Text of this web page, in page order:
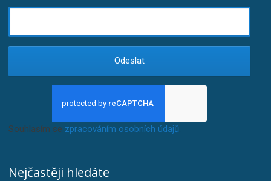
Odeslat
Souhlasím se zpracováním osobních údajů
Nejčastěji hledáte